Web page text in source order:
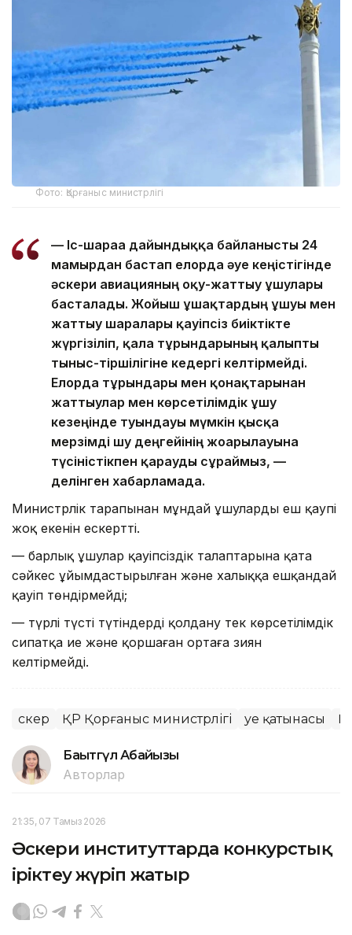
Фото: Қорғаныс министрлігі
— Іс-шараға дайындыққа байланысты 24
мамырдан бастап елорда әуе кеңістігінде
әскери авиацияның оқу-жаттығу ұшулары
басталады. Жойғыш ұшақтардың ұшуы мен
жаттығу шаралары қауіпсіз биіктікте
жүргізіліп, қала тұрғындарының қалыпты
тыныс-тіршілігіне кедергі келтірмейді.
Елорда тұрғындары мен қонақтарынан
жаттығулар мен көрсетілімдік ұшу
кезеңінде туындауы мүмкін қысқа
мерзімді шу деңгейінің жоғарылауына
түсіністікпен қарауды сұраймыз, —
делінген хабарламада.
Министрлік тарапынан мұндай ұшулардың еш қаупі
жоқ екенін ескертті.
— барлық ұшулар қауіпсіздік талаптарына қатаң
сәйкес ұйымдастырылған және халыққа ешқандай
қауіп төндірмейді;
— түрлі түсті түтіндерді қолдану тек көрсетілімдік
сипатқа ие және қоршаған ортаға зиян
келтірмейді.
Әскер ҚР Қорғаныс министрлігі Әуе қатынасы
Бақытгүл Абайқызы
Авторлар
21:35, 07 Тамыз 2026
Әскери институттарда конкурстық
іріктеу жүріп жатыр